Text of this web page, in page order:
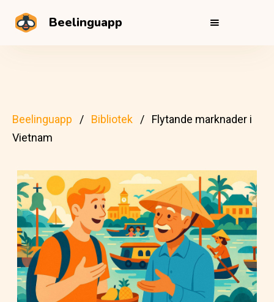
Beelinguapp
Beelinguapp Bibliotek
Flytande marknader i
Vietnam